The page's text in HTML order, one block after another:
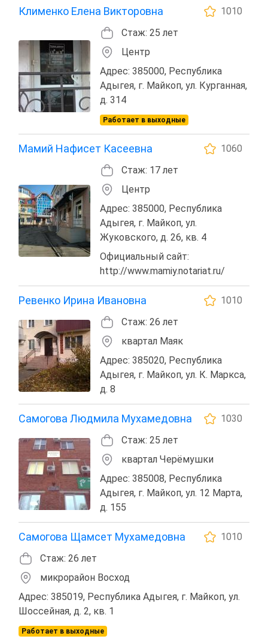
Клименко Елена Викторовна
1010
Стаж: 25 лет
Центр
Адрес: 385000, Республика
Адыгея, г. Майкоп, ул. Курганная,
д. 314
Работает в выходные
Мамий Нафисет Касеевна
1060
Стаж: 17 лет
Центр
Адрес: 385000, Республика
Адыгея, г. Майкоп, ул.
Жуковского, д. 26, кв. 4
Официальный сайт:
http://www.mamiy.notariat.ru/
Ревенко Ирина Ивановна
1010
Стаж: 26 лет
квартал Маяк
Адрес: 385020, Республика
Адыгея, г. Майкоп, ул. К. Маркса,
д. 8
Самогова Людмила Мухамедовна
1030
Стаж: 25 лет
квартал Черёмушки
Адрес: 385008, Республика
Адыгея, г. Майкоп, ул. 12 Марта,
д. 155
Самогова Щамсет Мухамедовна
1010
Стаж: 26 лет
микрорайон Восход
Адрес: 385019, Республика Адыгея, г. Майкоп, ул.
Шоссейная, д. 2, кв. 1
Работает в выходные